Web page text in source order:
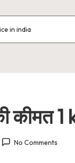
in india
No Comments